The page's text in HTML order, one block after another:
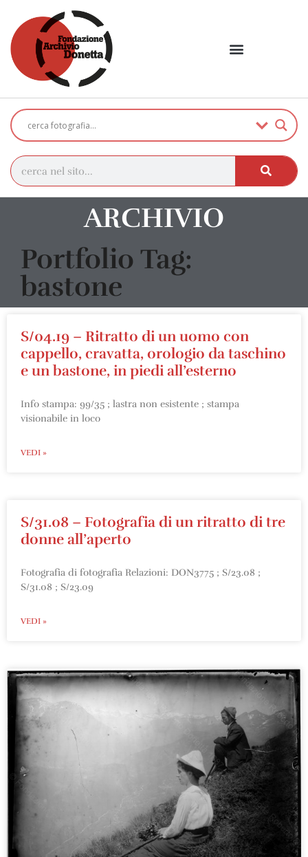
ARCHIVIO
Portfolio Tag:
bastone
S/04.19 – Ritratto di un uomo con
cappello, cravatta, orologio da taschino
e un bastone, in piedi all’esterno
Info stampa: 99/35 ; lastra non esistente ; stampa
visionabile in loco
VEDI »
S/31.08 – Fotografia di un ritratto di tre
donne all’aperto
Fotografia di fotografia Relazioni: DON3775 ; S/23.08 ;
S/31.08 ; S/23.09
VEDI »